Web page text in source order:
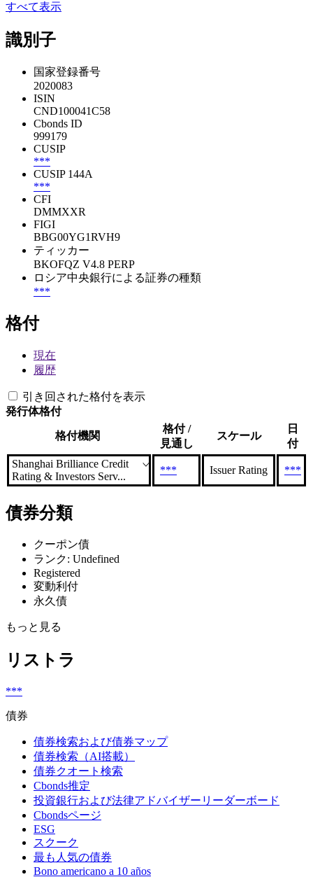
すべて表示
識別子
国家登録番号
2020083
ISIN
CND100041C58
Cbonds ID
999179
CUSIP
***
CUSIP 144A
***
CFI
DMMXXR
FIGI
BBG00YG1RVH9
ティッカー
BKOFQZ V4.8 PERP
ロシア中央銀行による証券の種類
***
格付
現在
履歴
引き回された格付を表示
発行体格付
格付機関
格付 /
見通し
スケール
日
付
Shanghai Brilliance Credit
Rating & Investors Serv...
*** Issuer Rating ***
債券分類
クーポン債
ランク: Undefined
Registered
変動利付
永久債
もっと見る
リストラ
***
債券
債券検索および債券マップ
債券検索（AI搭載）
債券クオート検索
Cbonds推定
投資銀行および法律アドバイザーリーダーボード
Cbondsページ
ESG
スクーク
最も人気の債券
Bono americano a 10 años